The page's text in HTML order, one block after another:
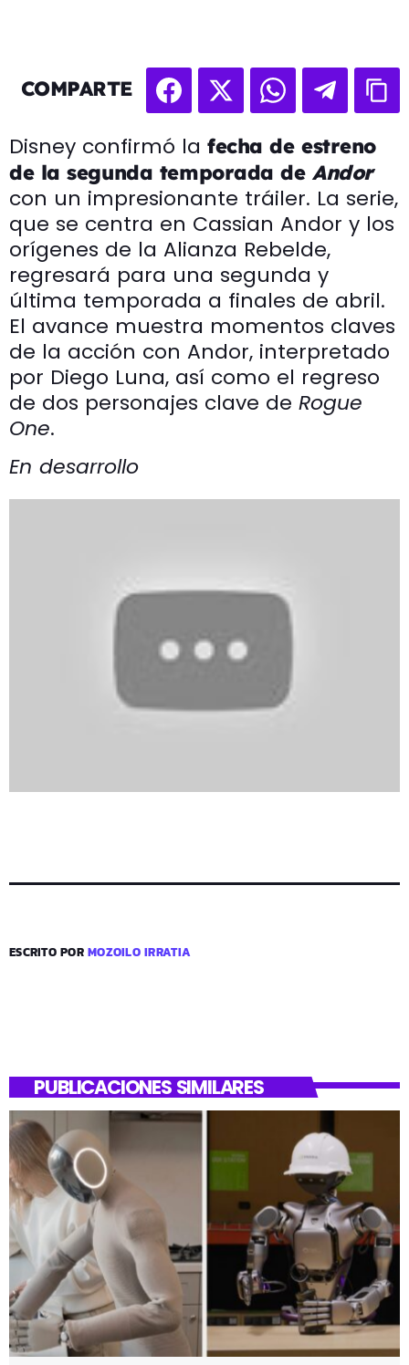
COMPARTE
Disney confirmó la fecha de estreno
de la segunda temporada deAndor
con un impresionante tráiler. La serie,
que se centra en Cassian Andor y los
orígenes de la Alianza Rebelde,
regresará para una segunda y
última temporada a finales de abril.
El avance muestra momentos claves
de la acción con Andor, interpretado
por Diego Luna, así como el regreso
de dos personajes clave de Rogue
One.
En desarrollo
ESCRITO PORMOZOILO IRRATIA
PUBLICACIONES SIMILARES